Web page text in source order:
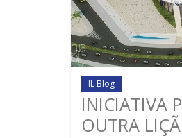
IL Blog
INICIATIVA
OUTRA